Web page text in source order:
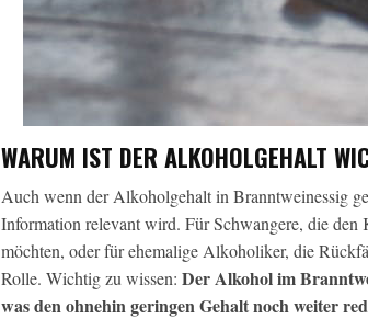
WARUM IST DER ALKOHOLGEHALT
Auch wenn der Alkoholgehalt in Branntweinessig
Information relevant wird. Für Schwangere, die
möchten, oder für ehemalige Alkoholiker, die
Rolle. Wichtig zu wissen: Der Alkohol im
was den ohnehin geringen Gehalt noch weiter